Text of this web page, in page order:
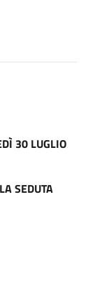
30 LUGLIO
SEDUTA